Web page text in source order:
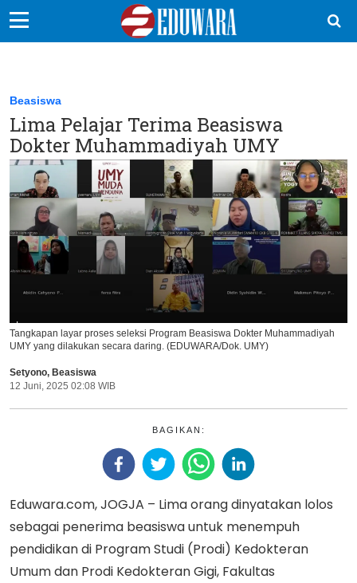
Sekolah Kita
Vokasi
Kampus
Idea
Sains
EduDana
Ikuti Kami di:
Beasiswa
Lima Pelajar Terima Beasiswa
Dokter Muhammadiyah UMY
Tangkapan layar proses seleksi Program Beasiswa Dokter Muhammadiyah
UMY yang dilakukan secara daring. (EDUWARA/Dok. UMY)
Setyono, Beasiswa
12 Juni, 2025 02:08 WIB
BAGIKAN:
Eduwara.com, JOGJA – Lima orang dinyatakan lolos
sebagai penerima beasiswa untuk menempuh
pendidikan di Program Studi (Prodi) Kedokteran
Umum dan Prodi Kedokteran Gigi, Fakultas